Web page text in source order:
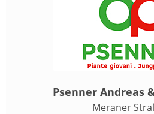
Psenner Andreas
Meraner